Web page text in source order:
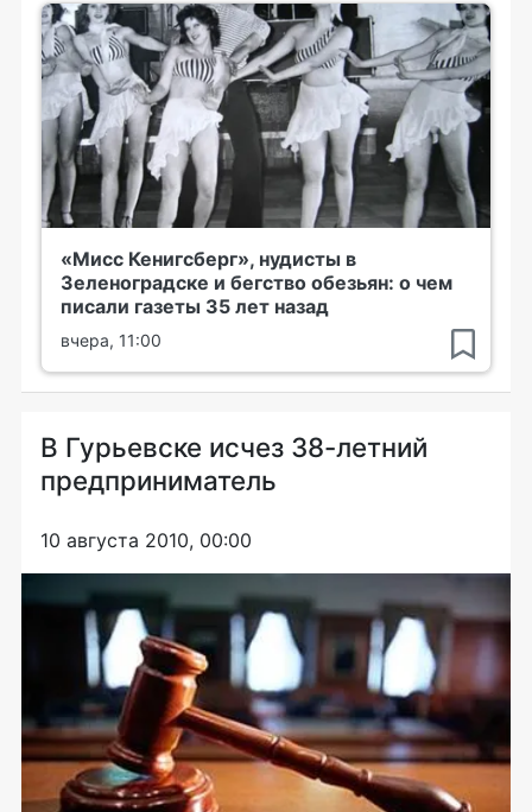
«Мисс Кенигсберг», нудисты в
Зеленоградске и бегство обезьян: о чем
писали газеты 35 лет назад
вчера, 11:00
В Гурьевске исчез 38-летний
предприниматель
10 августа 2010, 00:00